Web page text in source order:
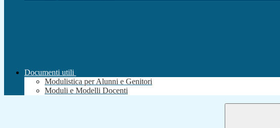
Documenti utili
Modulistica per Alunni e Genitori
Moduli e Modelli Docenti